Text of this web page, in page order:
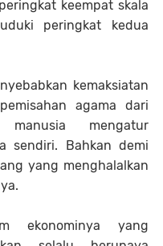
keempat skala
peringkat kedua
kemaksiatan
agama dari
manusia mengatur
sendiri. Bahkan demi
yang menghalalkan
ekonominya yang